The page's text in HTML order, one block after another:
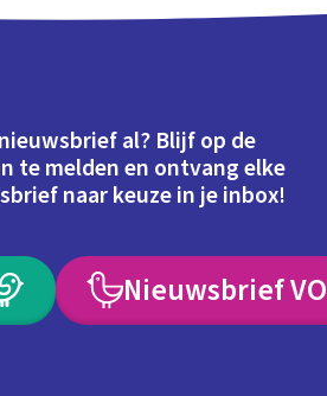
al? Blijf op de
te melden en ontvang elke
naar keuze in je inbox!
Nieuwsbrief VO